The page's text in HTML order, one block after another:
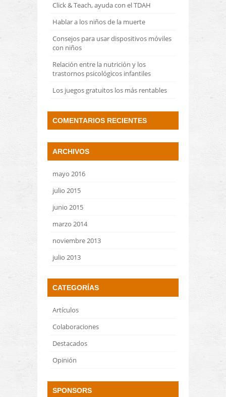
Click & Teach, ayuda con el TDAH
Hablar a los niños de la muerte
Consejos para usar dispositivos móviles
con niños
Relación entre la nutrición y los
trastornos psicológicos infantiles
Los juegos gratuitos los más rentables
COMENTARIOS RECIENTES
ARCHIVOS
mayo 2016
julio 2015
junio 2015
marzo 2014
noviembre 2013
julio 2013
CATEGORÍAS
Artículos
Colaboraciones
Destacados
Opinión
SPONSORS